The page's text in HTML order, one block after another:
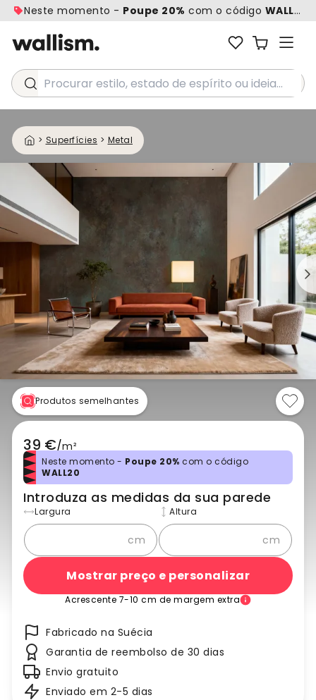
Neste momento - Poupe 20% com o código WALL20
Procurar estilo, estado de espírito ou ideia...
> Superfícies > Metal
Produtos semelhantes
39 €/m²
Neste momento - Poupe 20% com o código
WALL20
Introduza as medidas da sua parede
Largura
cm
Altura
cm
Mostrar preço e personalizar
Acrescente 7-10 cm de margem extra
Fabricado na Suécia
Garantia de reembolso de 30 dias
Envio gratuito
Enviado em 2-5 dias